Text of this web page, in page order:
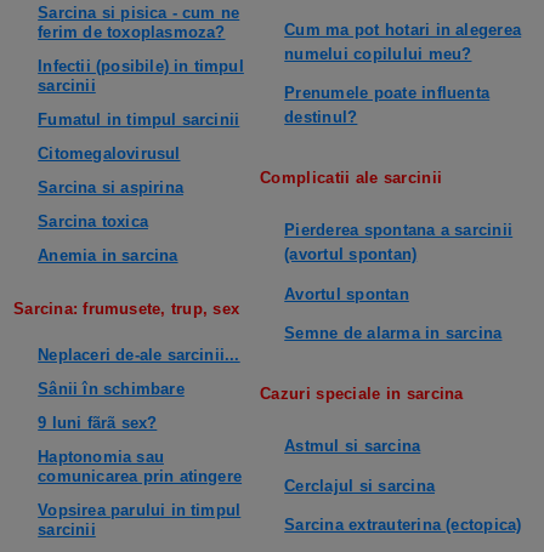
Sarcina si pisica - cum ne
ferim de toxoplasmoza?
Infectii (posibile) in timpul
sarcinii
Fumatul in timpul sarcinii
Citomegalovirusul
Sarcina si aspirina
Sarcina toxica
Anemia in sarcina
Sarcina: frumusete, trup, sex
Neplaceri de-ale sarcinii...
Sânii în schimbare
9 luni fãrã sex?
Haptonomia sau
comunicarea prin atingere
Vopsirea parului in timpul
sarcinii
Cum ma pot hotari in alegerea
numelui copilului meu?
Prenumele poate influenta
destinul?
Complicatii ale sarcinii
Pierderea spontana a sarcinii
(avortul spontan)
Avortul spontan
Semne de alarma in sarcina
Cazuri speciale in sarcina
Astmul si sarcina
Cerclajul si sarcina
Sarcina extrauterina (ectopica)